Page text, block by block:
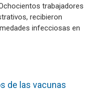
trabajadores
recibieron
infecciosas en
de las vacunas